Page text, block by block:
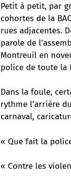
Petit à petit, par
cohortes de la
rues adjacentes.
parole de
Montreuil en
police de toute la
Dans la foule,
rythme l’arrière
carnaval,
« Que fait la
« Contre les